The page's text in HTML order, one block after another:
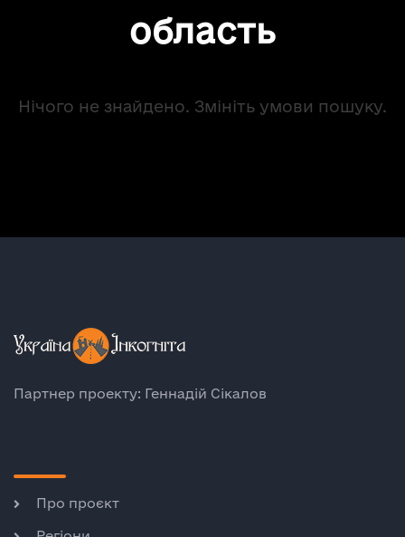
область
Нічого не знайдено. Змініть умови пошуку.
Партнер проекту: Геннадій Сікалов
Про проєкт